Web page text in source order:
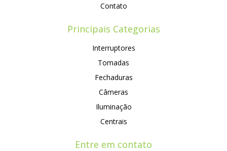
Contato
Principais Categorias
Interruptores
Tomadas
Fechaduras
Câmeras
Iluminação
Centrais
Entre em contato